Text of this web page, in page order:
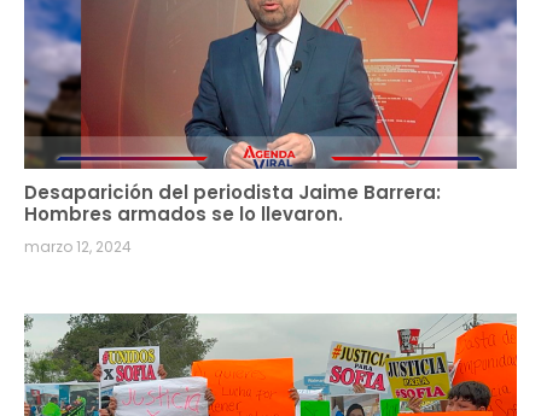
Desaparición del periodista Jaime Barrera:
Hombres armados se lo llevaron.
marzo 12, 2024